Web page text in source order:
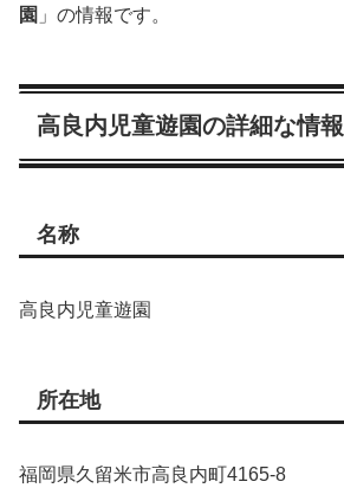
園 」の情報です。
高良内児童遊園の詳細な情報
名称
高良内児童遊園
所在地
福岡県久留米市高良内町4165-8